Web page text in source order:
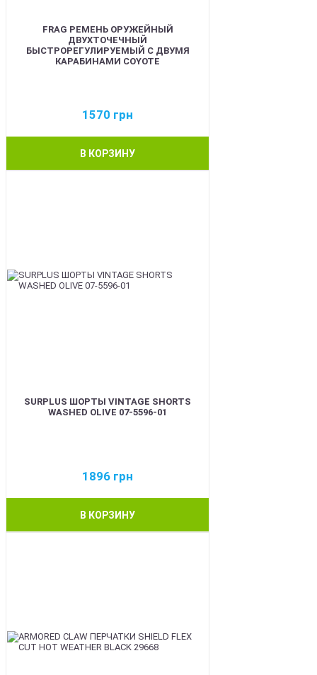
FRAG РЕМЕНЬ ОРУЖЕЙНЫЙ
ДВУХТОЧЕЧНЫЙ
БЫСТРОРЕГУЛИРУЕМЫЙ С ДВУМЯ
КАРАБИНАМИ COYOTE
1570 грн
В КОРЗИНУ
SURPLUS ШОРТЫ VINTAGE SHORTS
WASHED OLIVE 07-5596-01
1896 грн
В КОРЗИНУ